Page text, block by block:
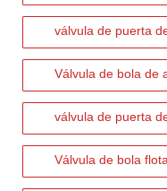
2026-07-06
válvula de puerta
Válvula de bola de
válvula de puerta
Válvula de bola